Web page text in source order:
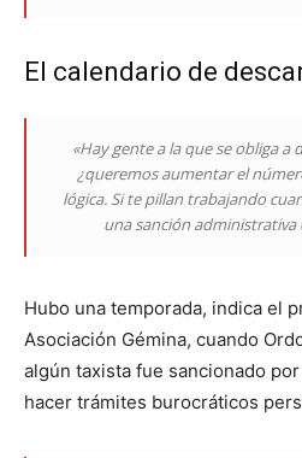
El calendario de
«Hay gente a la que se obliga a
¿queremos aumentar el
lógica. Si te pillan trabajando
una sanción
Hubo una temporada, indica el
Asociación Gémina, cuando
algún taxista fue sancionado
hacer trámites burocráticos